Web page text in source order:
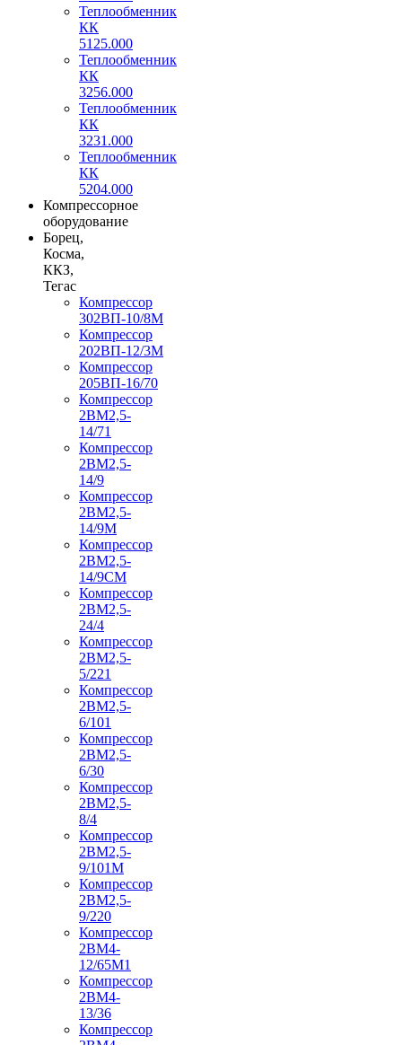
Теплообменник
КК
5125.000
Теплообменник
КК
3256.000
Теплообменник
КК
3231.000
Теплообменник
КК
5204.000
Компрессорное
оборудование
Борец,
Косма,
ККЗ,
Тегас
Компрессор
302ВП-10/8М
Компрессор
202ВП-12/3М
Компрессор
205ВП-16/70
Компрессор
2ВМ2,5-
14/71
Компрессор
2ВМ2,5-
14/9
Компрессор
2ВМ2,5-
14/9М
Компрессор
2ВМ2,5-
14/9СМ
Компрессор
2ВМ2,5-
24/4
Компрессор
2ВМ2,5-
5/221
Компрессор
2ВМ2,5-
6/101
Компрессор
2ВМ2,5-
6/30
Компрессор
2ВМ2,5-
8/4
Компрессор
2ВМ2,5-
9/101М
Компрессор
2ВМ2,5-
9/220
Компрессор
2ВМ4-
12/65М1
Компрессор
2ВМ4-
13/36
Компрессор